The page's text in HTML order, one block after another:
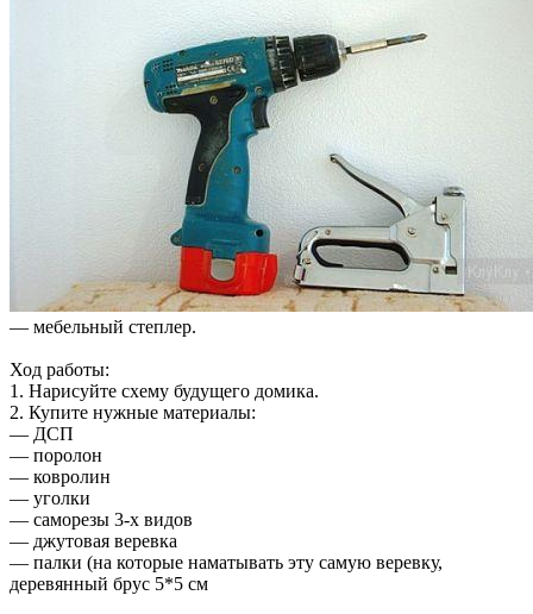
— мебельный степлер.
Ход работы:
1. Нарисуйте схему будущего домика.
2. Купите нужные материалы:
— ДСП
— поролон
— ковролин
— уголки
— саморезы 3-х видов
— джутовая веревка
— палки (на которые наматывать эту самую веревку,
деревянный брус 5*5 см